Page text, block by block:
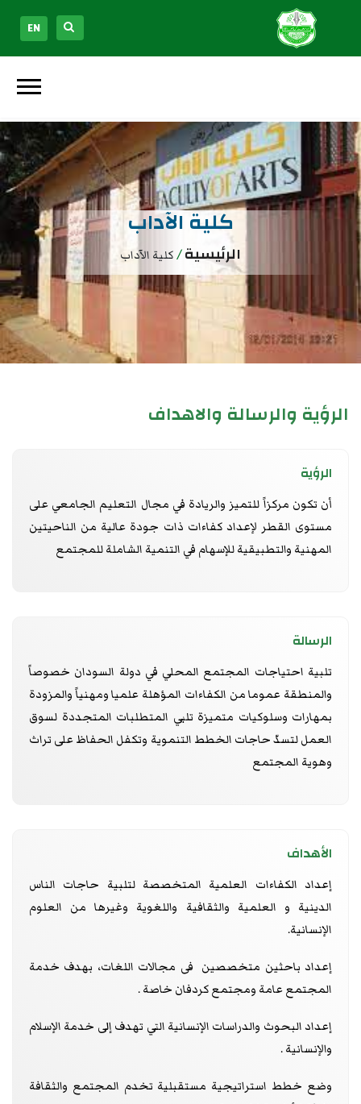
EN
كلية الآداب
الرئيسية/كلية الآداب
الرؤية والرسالة والاهداف
الرؤية
أن تكون مركزاً للتميز والريادة في مجال التعليم الجامعي على
مستوى القطر لإعداد كفاءات ذات جودة عالية من الناحيتين
المهنية والتطبيقية للإسهام في التنمية الشاملة للمجتمع
الرسالة
تلبية احتياجات المجتمع المحلي في دولة السودان خصوصاً
والمنطقة عموما من الكفاءات المؤهلة علميا ومهنياً والمزودة
بمهارات وسلوكيات متميزة تلبي المتطلبات المتجددة لسوق
العمل لتسدّ حاجات الخطط التنموية وتكفل الحفاظ على تراث
وهوية المجتمع
الأهداف
إعداد الكفاءات العلمية المتخصصة لتلبية حاجات الناس
الدينية و العلمية والثقافية واللغوية وغيرها من العلوم
الإنسانية.
إعداد باحثين متخصصين فى مجالات اللغات، بهدف خدمة
المجتمع عامة ومجتمع كردفان خاصة .
إعداد البحوث والدراسات الإنسانية التي تهدف إلى خدمة الإسلام
والإنسانية .
وضع خطط استراتيجية مستقبلية تخدم المجتمع والثقافة